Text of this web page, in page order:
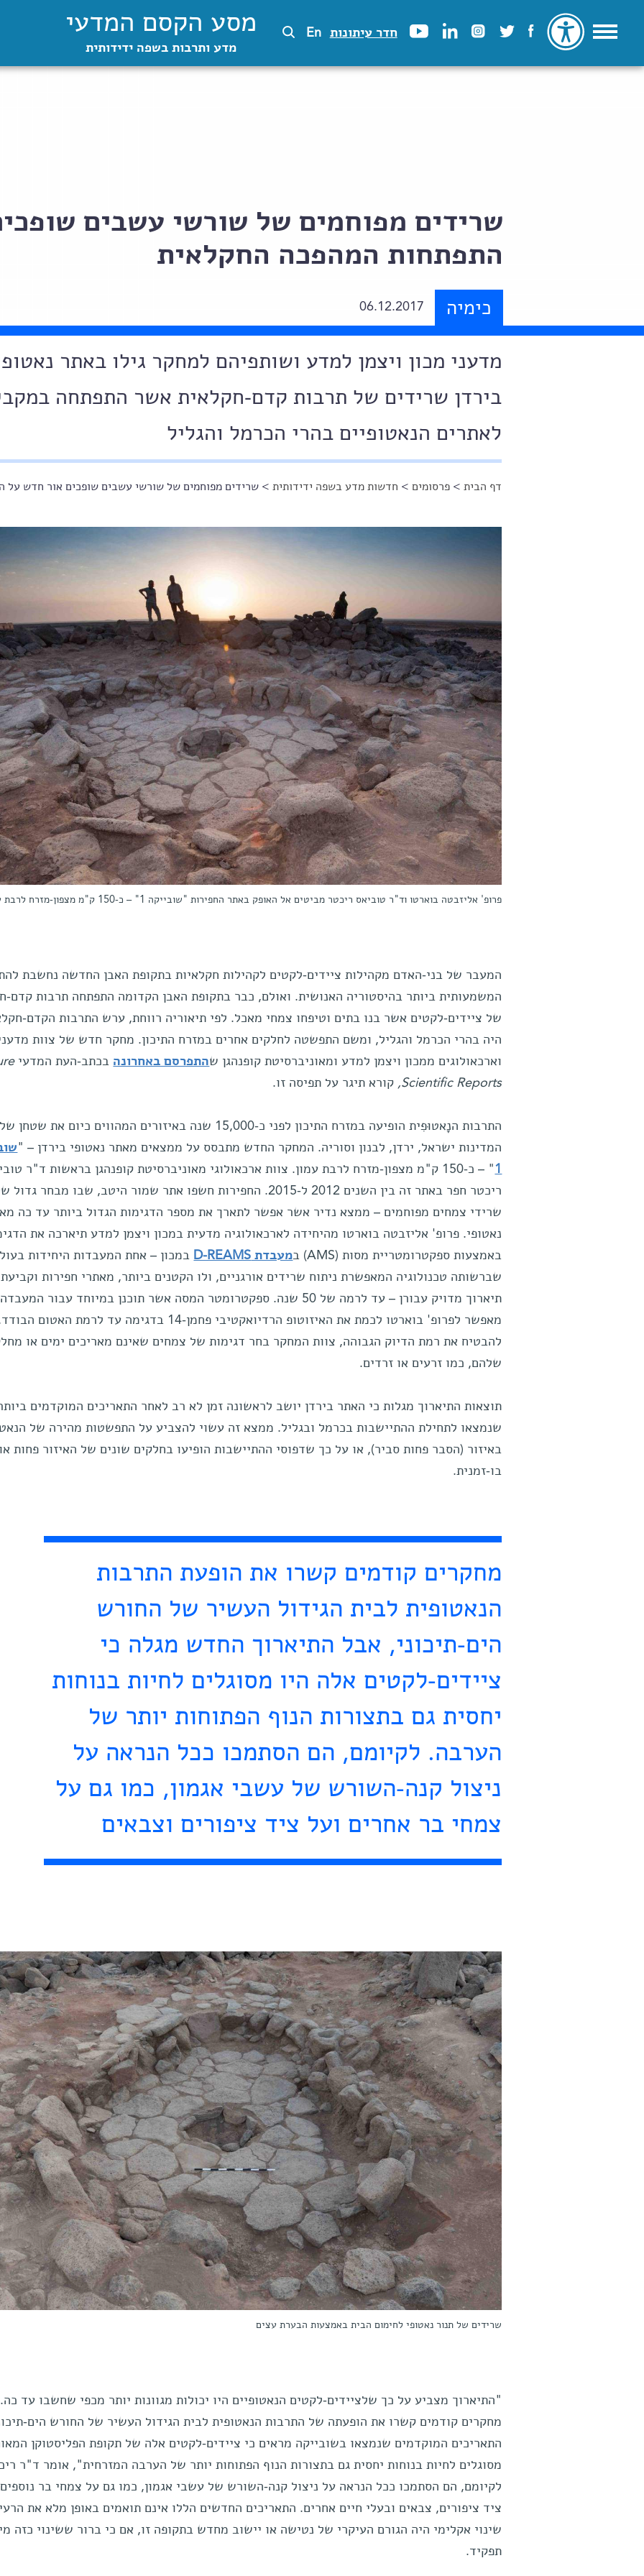
חדר עיתונות En מסע הקסם המדעי
מדע ותרבות בשפה ידידותית
שרידים מפוחמים של שורשי עשבים
התפתחות המהפכה החקלאית
כימיה 06.12.2017
מדעני מכון ויצמן למדע ושותפיהם למחקר גילו באתר
בירדן שרידים של תרבות קדם-חקלאית אשר התפתחה
לאתרים הנאטופיים בהרי הכרמל והגליל
הינך נמצא כאן
דף הבית >פרסומים > חדשות מדע בשפה ידידותית > שרידים מפוחמים של שורשי עשבים שופכים אור חדש על
פרופ' אליזבטה בוארטו וד"ר טוביאס ריכטר מביטים אל האופק באתר החפירות "שובייקה 1" – כ-150 ק"מ מצפון-מזרח לרבת עמון
המעבר של בני-האדם מקהילות ציידים-לקטים לקהילות חקלאיות בתקופת האבן החדשה נחשבת
המשמעותית ביותר בהיסטוריה האנושית. ואולם, כבר בתקופת האבן הקדומה התפתחה תרבות קדם-
של ציידים-לקטים אשר בנו בתים וטיפחו צמחי מאכל. לפי תיאוריה רווחת, ערש התרבות הקדם-
היה בהרי הכרמל והגליל, ומשם התפשטה לחלקים אחרים במזרח התיכון. מחקר חדש של צוות
וארכאולוגים ממכון ויצמן למדע ומאוניברסיטת קופנהגן שהתפרסם באחרונה בכתב-העת המדעי
Scientific Reports
, קורא תיגר על תפיסה זו.
התרבות הנָאטוּפִית הופיעה במזרח התיכון לפני כ-15,000 שנה באיזורים המהווים כיום את שטחן של
המדינות ישראל, ירדן, לבנון וסוריה. המחקר החדש מתבסס על ממצאים מאתר נאטופי בירדן – "
1
" – כ-150 ק"מ מצפון-מזרח לרבת עמון. צוות ארכאולוגי מאוניברסיטת קופנהגן בראשות ד"ר
ריכטר חפר באתר זה בין השנים 2012 ל-2015. החפירות חשפו אתר שמור היטב, שבו מבחר גדול
שרידי צמחים מפוחמים – ממצא נדיר אשר אפשר לתארך את מספר הדגימות הגדול ביותר עד כה
נאטופי. פרופ' אליזבטה בוארטו מהיחידה לארכאולוגיה מדעית במכון ויצמן למדע תיארכה את
באמצעות ספקטרומטריית מסות (AMS) ב
מעבדת D-REAMS
במכון – אחת המעבדות היחידות
שברשותה טכנולוגיה המאפשרת ניתוח שרידים אורגניים, ולו הקטנים ביותר, מאתרי חפירות וקביעת
תיארוך מדויק עבורן – עד לרמה של 50 שנה. ספקטרומטר המסה אשר תוכנן במיוחד עבור
מאפשר לפרופ' בוארטו לכמת את האיזוטופ הרדיואקטיבי פחמן-14 בדגימה עד לרמת
להבטיח את רמת הדיוק הגבוהה, צוות המחקר בחר דגימות של צמחים שאינם מאריכים ימים או
שלהם, כמו זרעים או זרדים.
תוצאות התיארוך מגלות כי האתר בירדן יושב לראשונה זמן לא רב לאחר התאריכים המוקדמים
שנמצאו לתחילת ההתיישבות בכרמל ובגליל. ממצא זה עשוי להצביע על התפשטות מהירה של
באיזור (הסבר פחות סביר), או על כך שדפוסי ההתיישבות הופיעו בחלקים שונים של האיזור פחות
בו-זמנית.
מחקרים קודמים קשרו את הופעת התרבות
הנאטופית לבית הגידול העשיר של החורש
הים-תיכוני, אבל התיארוך החדש מגלה כי
ציידים-לקטים אלה היו מסוגלים לחיות בנוחות
יחסית גם בתצורות הנוף הפתוחות יותר של
הערבה. לקיומם, הם הסתמכו ככל הנראה על
ניצול קנה-השורש של עשבי אגמון, כמו גם על
צמחי בר אחרים ועל ציד ציפורים וצבאים
שרידים של תנור נאטופי לחימום הבית באמצעות הבערת עצים
"התיארוך מצביע על כך שלציידים-לקטים הנאטופיים היו יכולות מגוונות יותר מכפי שחשבו עד כה.
מחקרים קודמים קשרו את הופעתה של התרבות הנאטופית לבית הגידול העשיר של החורש הים-
התאריכים המוקדמים שנמצאו בשובייקה מראים כי ציידים-לקטים אלה של תקופת הפליסטוקן
מסוגלים לחיות בנוחות יחסית גם בתצורות הנוף הפתוחות יותר של הערבה המזרחית", אומר ד"ר
לקיומם, הם הסתמכו ככל הנראה על ניצול קנה-השורש של עשבי אגמון, כמו גם על צמחי בר
ציד ציפורים, צבאים ובעלי חיים אחרים. התאריכים החדשים הללו אינם תואמים באופן מלא את
שינוי אקלימי היה הגורם העיקרי של נטישה או יישוב מחדש בתקופה זו, אם כי ברור ששינוי כזה
תפקיד.